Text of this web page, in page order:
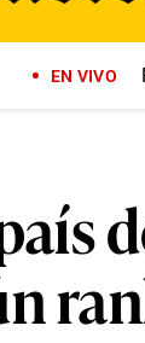
EN VIVO